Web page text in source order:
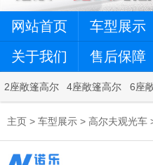
网站首页 车型展示
关于我们
售后保障
2座敞篷高尔
夫
4座敞篷高尔
夫
6座
主页 > 车型展示 > 高尔夫观光车